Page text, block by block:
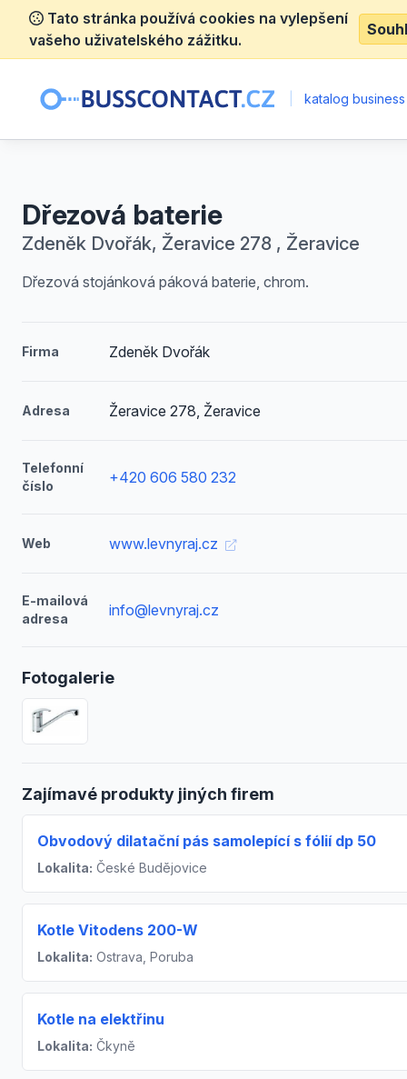
Tato stránka používá cookies na vylepšení
vašeho uživatelského zážitku.
katalog
Dřezová baterie
Zdeněk Dvořák, Žeravice 278 , Žeravice
Dřezová stojánková páková baterie, chrom.
Firma Zdeněk Dvořák
Adresa Žeravice 278, Žeravice
Telefonní
číslo
+420 606 580 232
Web www.levnyraj.cz
E-mailová
adresa
info@levnyraj.cz
Fotogalerie
Zajímavé produkty jiných firem
Obvodový dilatační pás samolepící s fólií dp 50
Lokalita: České Budějovice
Kotle Vitodens 200-W
Lokalita: Ostrava, Poruba
Kotle na elektřinu
Lokalita: Čkyně